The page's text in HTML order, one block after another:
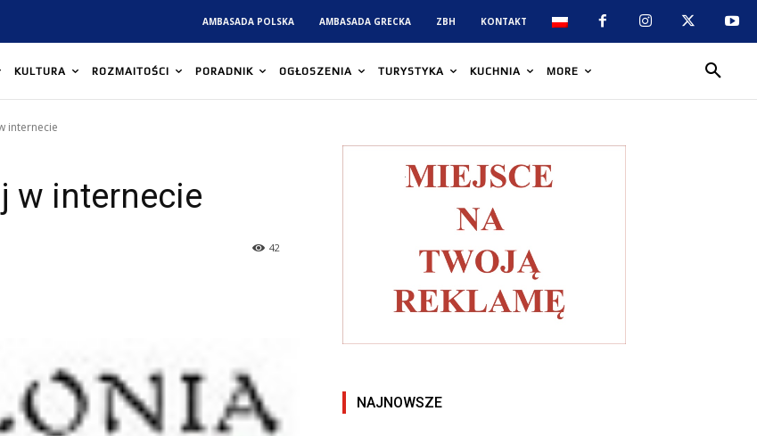
AMBASADA POLSKA AMBASADA GRECKA ZBH KONTAKT
KULTURA ROZMAITOŚCI PORADNIK OGŁOSZENIA TURYSTYKA KUCHNIA MORE
internecie
w internecie
42
NAJNOWSZE